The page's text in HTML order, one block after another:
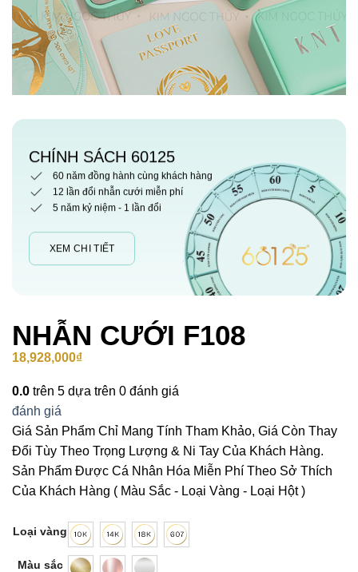
CHÍNH SÁCH 60125
60 năm đồng hành cùng khách hàng
12 lần đổi nhẫn cưới miễn phí
5 năm kỷ niệm - 1 lần đổi
XEM CHI TIẾT
NHẪN CƯỚI F108
18,928,000₫
0.0 trên 5 dựa trên 0 đánh giá
đánh giá
Giá Sản Phẩm Chỉ Mang Tính Tham Khảo, Giá Còn Thay
Đổi Tùy Theo Trọng Lượng & Ni Tay Của Khách Hàng.
Sản Phẩm Được Cá Nhân Hóa Miễn Phí Theo Sở Thích
Của Khách Hàng ( Màu Sắc - Loại Vàng - Loại Hột )
Loại vàng
Màu sắc